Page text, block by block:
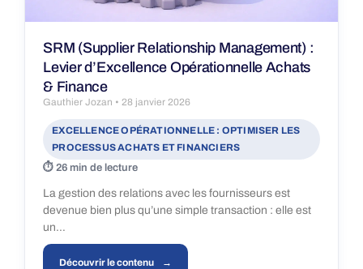
SRM (Supplier Relationship Management) :
Levier d’Excellence Opérationnelle Achats
& Finance
Gauthier Jozan 28 janvier 2026
EXCELLENCE OPÉRATIONNELLE : OPTIMISER LES
PROCESSUS ACHATS ET FINANCIERS
26 min de lecture
La gestion des relations avec les fournisseurs est
devenue bien plus qu’une simple transaction : elle est
un…
Découvrir le contenu